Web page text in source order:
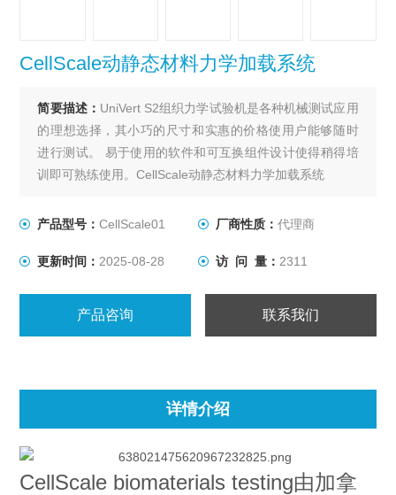
CellScale动静态材料力学加载系统
简要描述： UniVert S2组织力学试验机是各种机械测试应用
的理想选择，其小巧的尺寸和实惠的价格使用户能够随时
进行测试。 易于使用的软件和可互换组件设计使得稍得培
训即可熟练使用。CellScale动静态材料力学加载系统
弯曲测试。 各种夹具和夹具可用于适应不同的标本和测试
产品型号：CellScale01 厂商性质： 代理商
更新时间： 2025-08-28 访 问 量： 2311
产品咨询 联系我们
详情介绍
CellScale biomaterials testing由加拿